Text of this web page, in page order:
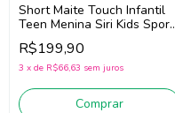
Short Maite Touch Infantil
Teen Menina Siri Kids Sport
Beach Tennis 44772 (Rosa)
R$199,90
3 x de R$66,63 sem juros
Comprar